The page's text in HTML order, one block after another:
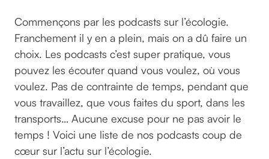
Commençons par les podcasts sur l’écologie.
Franchement il y en a plein, mais on a dû faire un
choix. Les podcasts c’est super pratique, vous
pouvez les écouter quand vous voulez, où vous
voulez. Pas de contrainte de temps, pendant que
vous travaillez, que vous faites du sport, dans les
transports… Aucune excuse pour ne pas avoir le
temps ! Voici une liste de nos podcasts coup de
cœur sur l’actu sur l’écologie.